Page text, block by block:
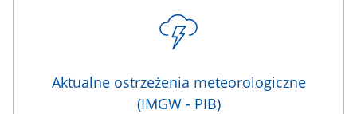
Aktualne ostrzeżenia meteorologiczne
(IMGW - PIB)